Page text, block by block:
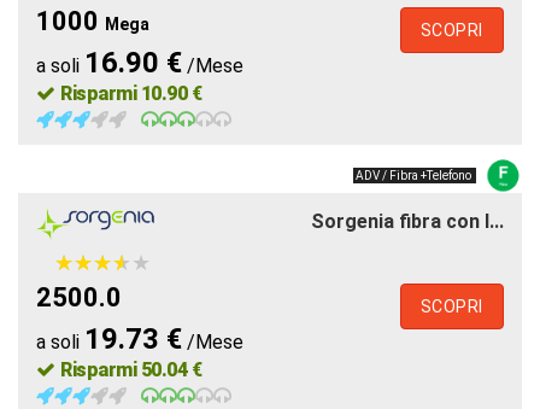
1000 Mega
a soli 16.90 € /Mese
Risparmi 10.90 €
SCOPRI
ADV / Fibra +Telefono
Sorgenia fibra con l...
★★★★★
★★★★★
2500.0
a soli 19.73 € /Mese
Risparmi 50.04 €
SCOPRI